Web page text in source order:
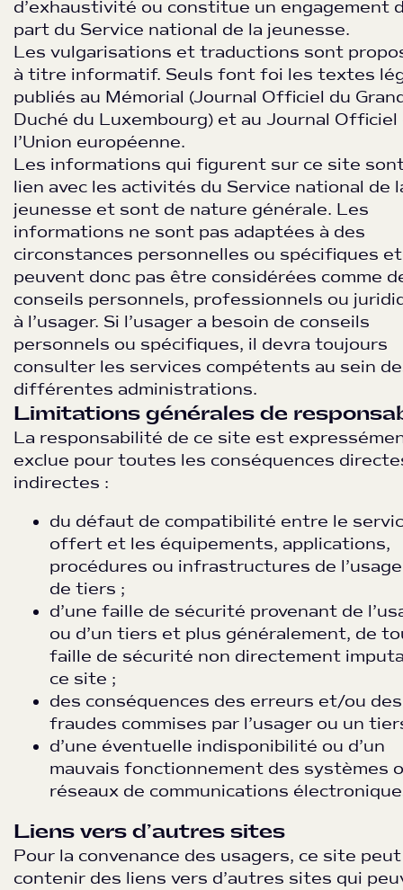
d’exhaustivité ou constitue un engagement
part du Service national de la jeunesse.
Les vulgarisations et traductions sont
à titre informatif. Seuls font foi les textes
publiés au Mémorial (Journal Officiel du
Duché du Luxembourg) et au Journal Officiel
l’Union européenne.
Les informations qui figurent sur ce site
lien avec les activités du Service national de
jeunesse et sont de nature générale. Les
informations ne sont pas adaptées à des
circonstances personnelles ou spécifiques
peuvent donc pas être considérées comme
conseils personnels, professionnels ou
à l’usager. Si l’usager a besoin de conseils
personnels ou spécifiques, il devra toujours
consulter les services compétents au sein
différentes administrations.
Limitations générales de
La responsabilité de ce site est
exclue pour toutes les conséquences
indirectes :
du défaut de compatibilité entre le
offert et les équipements, applications,
procédures ou infrastructures de
de tiers ;
d’une faille de sécurité provenant de
ou d’un tiers et plus généralement, de
faille de sécurité non directement
ce site ;
des conséquences des erreurs et/ou des
fraudes commises par l’usager ou un
d’une éventuelle indisponibilité ou d’un
mauvais fonctionnement des systèmes
réseaux de communications
Liens vers d’autres sites
Pour la convenance des usagers, ce site peut
contenir des liens vers d’autres sites qui